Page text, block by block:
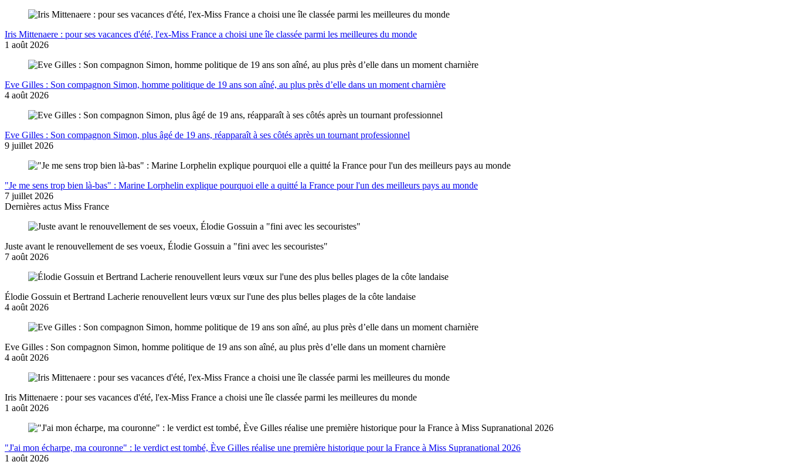
Iris Mittenaere : pour ses vacances d'été, l'ex-Miss France a choisi une île classée parmi les meilleures du monde
1 août 2026
Eve Gilles : Son compagnon Simon, homme politique de 19 ans son aîné, au plus près d’elle dans un moment charnière
4 août 2026
Eve Gilles : Son compagnon Simon, plus âgé de 19 ans, réapparaît à ses côtés après un tournant professionnel
9 juillet 2026
"Je me sens trop bien là-bas" : Marine Lorphelin explique pourquoi elle a quitté la France pour l'un des meilleurs pays au monde
7 juillet 2026
Dernières actus Miss France
Juste avant le renouvellement de ses voeux, Élodie Gossuin a "fini avec les secouristes"
7 août 2026
Élodie Gossuin et Bertrand Lacherie renouvellent leurs vœux sur l'une des plus belles plages de la côte landaise
4 août 2026
Eve Gilles : Son compagnon Simon, homme politique de 19 ans son aîné, au plus près d’elle dans un moment charnière
4 août 2026
Iris Mittenaere : pour ses vacances d'été, l'ex-Miss France a choisi une île classée parmi les meilleures du monde
1 août 2026
"J'ai mon écharpe, ma couronne" : le verdict est tombé, Ève Gilles réalise une première historique pour la France à Miss Supranational 2026
1 août 2026